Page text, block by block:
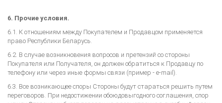
6. Прочие условия.
6.1. К отношениям между Покупателем и Продавцом применяется
право Республики Беларусь.
6.2. В случае возникновения вопросов и претензий со стороны
Покупателя или Получателя, он должен обратиться к Продавцу по
телефону или через иные формы связи (пример - e-mail).
6.3. Все возникающее споры Стороны будут стараться решить путем
переговоров. При недостижении обоюдовыгодного соглашения, спор